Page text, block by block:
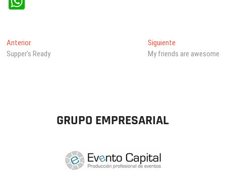
A
Navegación
de
AnteriorEntrada
anterior:
Supper’s Ready
SiguienteEntrada
siguiente:
My friends are awesome
GRUPO EMPRESARIAL